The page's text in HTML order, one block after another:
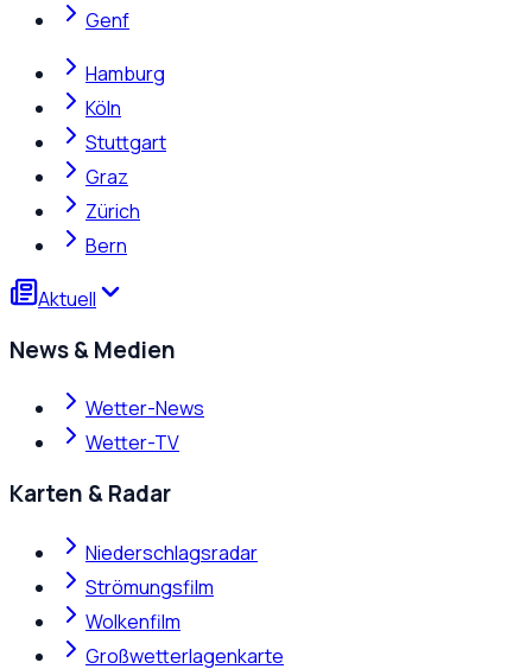
Genf
Hamburg
Köln
Stuttgart
Graz
Zürich
Bern
Aktuell
News & Medien
Wetter-News
Wetter-TV
Karten & Radar
Niederschlagsradar
Strömungsfilm
Wolkenfilm
Großwetterlagenkarte